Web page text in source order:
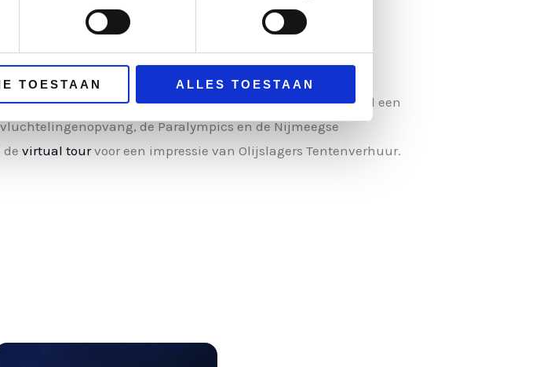
TOESTAAN ALLES TOESTAAN
is ook sprake van langdurig verhuur. Zo heeft er enige tijd een
de Paralympics en de Nijmeegse
virtual tourvoor een impressie van Olijslagers Tentenverhuur.